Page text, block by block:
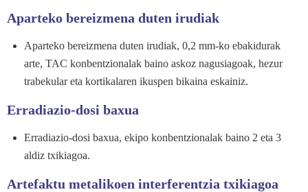
Aparteko bereizmena duten irudiak
Aparteko bereizmena duten irudiak, 0,2 mm-ko ebakidurak
arte, TAC konbentzionalak baino askoz nagusiagoak, hezur
trabekular eta kortikalaren ikuspen bikaina eskainiz.
Erradiazio-dosi baxua
Erradiazio-dosi baxua, ekipo konbentzionalak baino 2 eta 3
aldiz txikiagoa.
Artefaktu metalikoen interferentzia txikiagoa